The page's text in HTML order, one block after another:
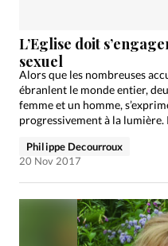
Devise:
RUBRIQUES
Tous les articles
Actualité internationale
Dossier
Eglises
Société
Tour du
Vie Intérieure
L’Eglise doit
sexuel
Alors que les nombreuses
ébranlent le monde entier,
femme et un homme,
progressivement à la lumière.
Philippe Decourroux
20 Nov 2017